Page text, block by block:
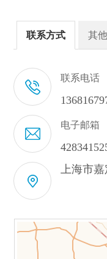
联系方式 其
联系电话
电子邮箱
上海市